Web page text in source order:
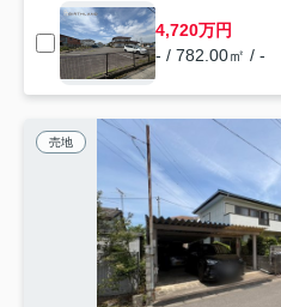
4,720万円
- / 782.00㎡ / -
売地